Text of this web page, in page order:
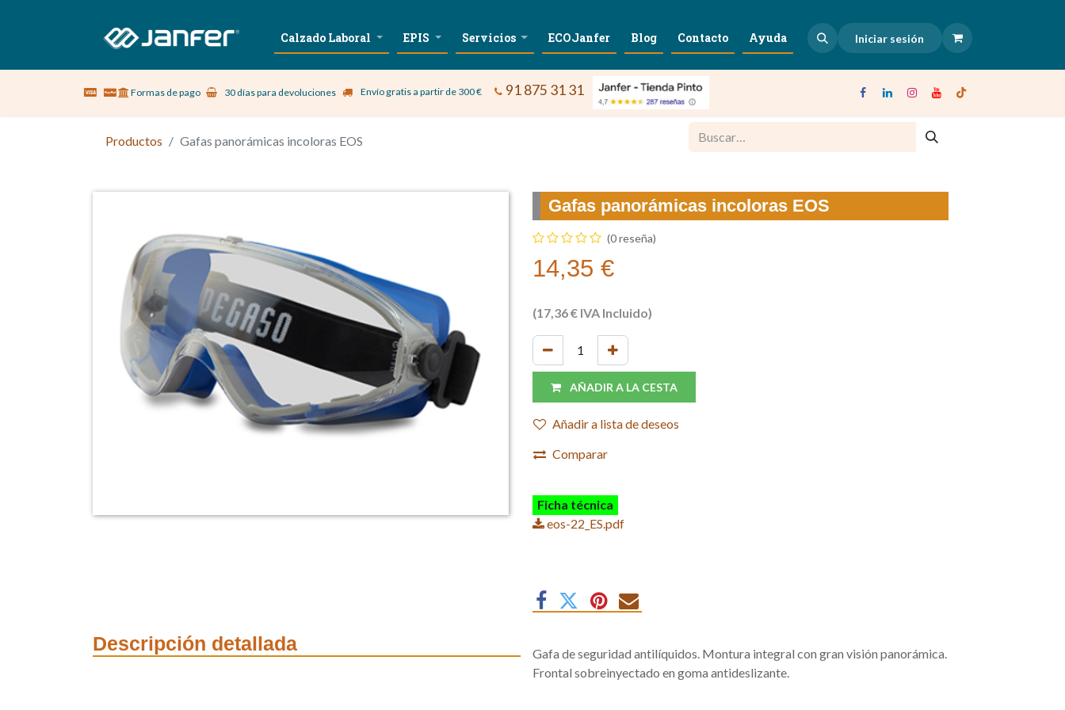
Sobre nosotros Vestuario Laboral Calzado Laboral EPIS Servicios ECOJanfer Blog Contacto Ayuda Iniciar sesión
Formas de pago 30 días para devoluciones Envío gratis a partir de 300 € 91 875 31 31
Productos Gafas panorámicas incoloras EOS
Gafas panorámicas incoloras EOS
(0 reseña)
14,35 €
(17,36€ IVA Incluido)
AÑADIR A LA CESTA
Añadir a lista de deseos
Comparar
Ficha técnica
eos-22_ES.pdf
Descripción detallada
Gafa de seguridad antilíquidos. Montura integral con gran visión panorámica.
Frontal sobreinyectado en goma antideslizante.